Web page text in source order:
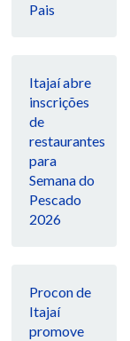
Pais
Itajaí abre
inscrições
de
restaurantes
para
Semana do
Pescado
2026
Procon de
Itajaí
promove